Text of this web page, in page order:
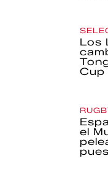
Los
Cup
el